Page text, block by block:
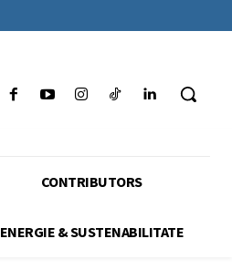
CONTRIBUTORS
ENERGIE & SUSTENABILITATE